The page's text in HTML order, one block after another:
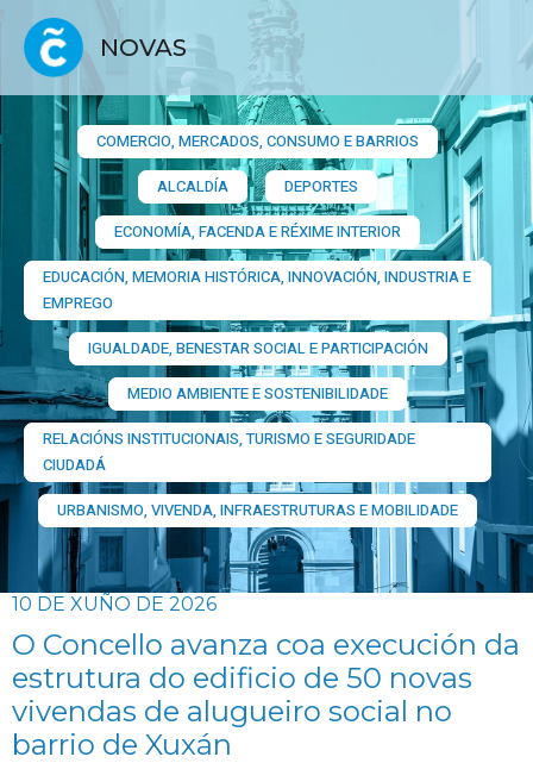
NOVAS
COMERCIO, MERCADOS, CONSUMO E BARRIOS​
ALCALDÍA
DEPORTES
ECONOMÍA, FACENDA E RÉXIME INTERIOR
EDUCACIÓN, MEMORIA HISTÓRICA, INNOVACIÓN, INDUSTRIA E
EMPREGO
IGUALDADE, BENESTAR SOCIAL E PARTICIPACIÓN
MEDIO AMBIENTE E SOSTENIBILIDADE
RELACIÓNS INSTITUCIONAIS, TURISMO E SEGURIDADE
CIUDADÁ
URBANISMO, VIVENDA, INFRAESTRUTURAS E MOBILIDADE
10 DE XUÑO DE 2026
O Concello avanza coa execución da
estrutura do edificio de 50 novas
vivendas de alugueiro social no
barrio de Xuxán